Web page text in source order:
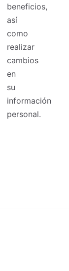
beneficios,
así
como
realizar
cambios
en
su
información
personal.